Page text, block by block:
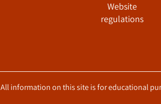
All information on this site is for educational
Website
regulations